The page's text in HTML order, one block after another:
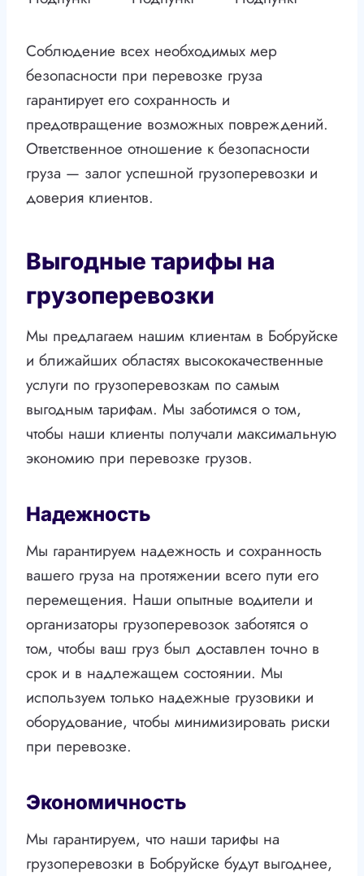
Соблюдение всех необходимых мер
безопасности при перевозке груза
гарантирует его сохранность и
предотвращение возможных повреждений.
Ответственное отношение к безопасности
груза — залог успешной грузоперевозки и
доверия клиентов.
Выгодные тарифы на
грузоперевозки
Мы предлагаем нашим клиентам в Бобруйске
и ближайших областях высококачественные
услуги по грузоперевозкам по самым
выгодным тарифам. Мы заботимся о том,
чтобы наши клиенты получали максимальную
экономию при перевозке грузов.
Надежность
Мы гарантируем надежность и сохранность
вашего груза на протяжении всего пути его
перемещения. Наши опытные водители и
организаторы грузоперевозок заботятся о
том, чтобы ваш груз был доставлен точно в
срок и в надлежащем состоянии. Мы
используем только надежные грузовики и
оборудование, чтобы минимизировать риски
при перевозке.
Экономичность
Мы гарантируем, что наши тарифы на
грузоперевозки в Бобруйске будут выгоднее,